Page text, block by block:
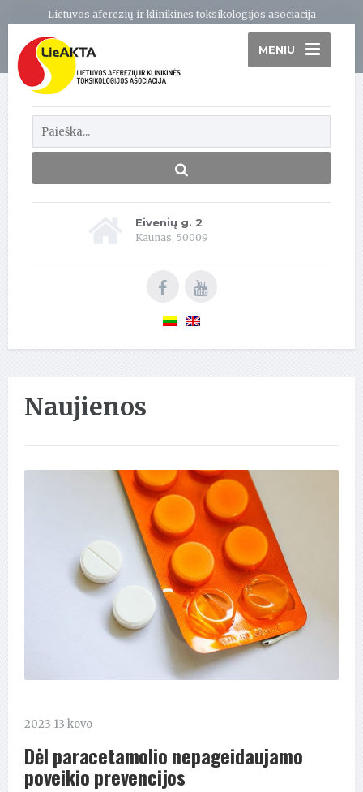
Lietuvos aferezių ir klinikinės toksikologijos asociacija
MENIU
Eivenių g. 2
Kaunas, 50009
Naujienos
2023 13 kovo
Dėl paracetamolio nepageidaujamo
poveikio prevencijos